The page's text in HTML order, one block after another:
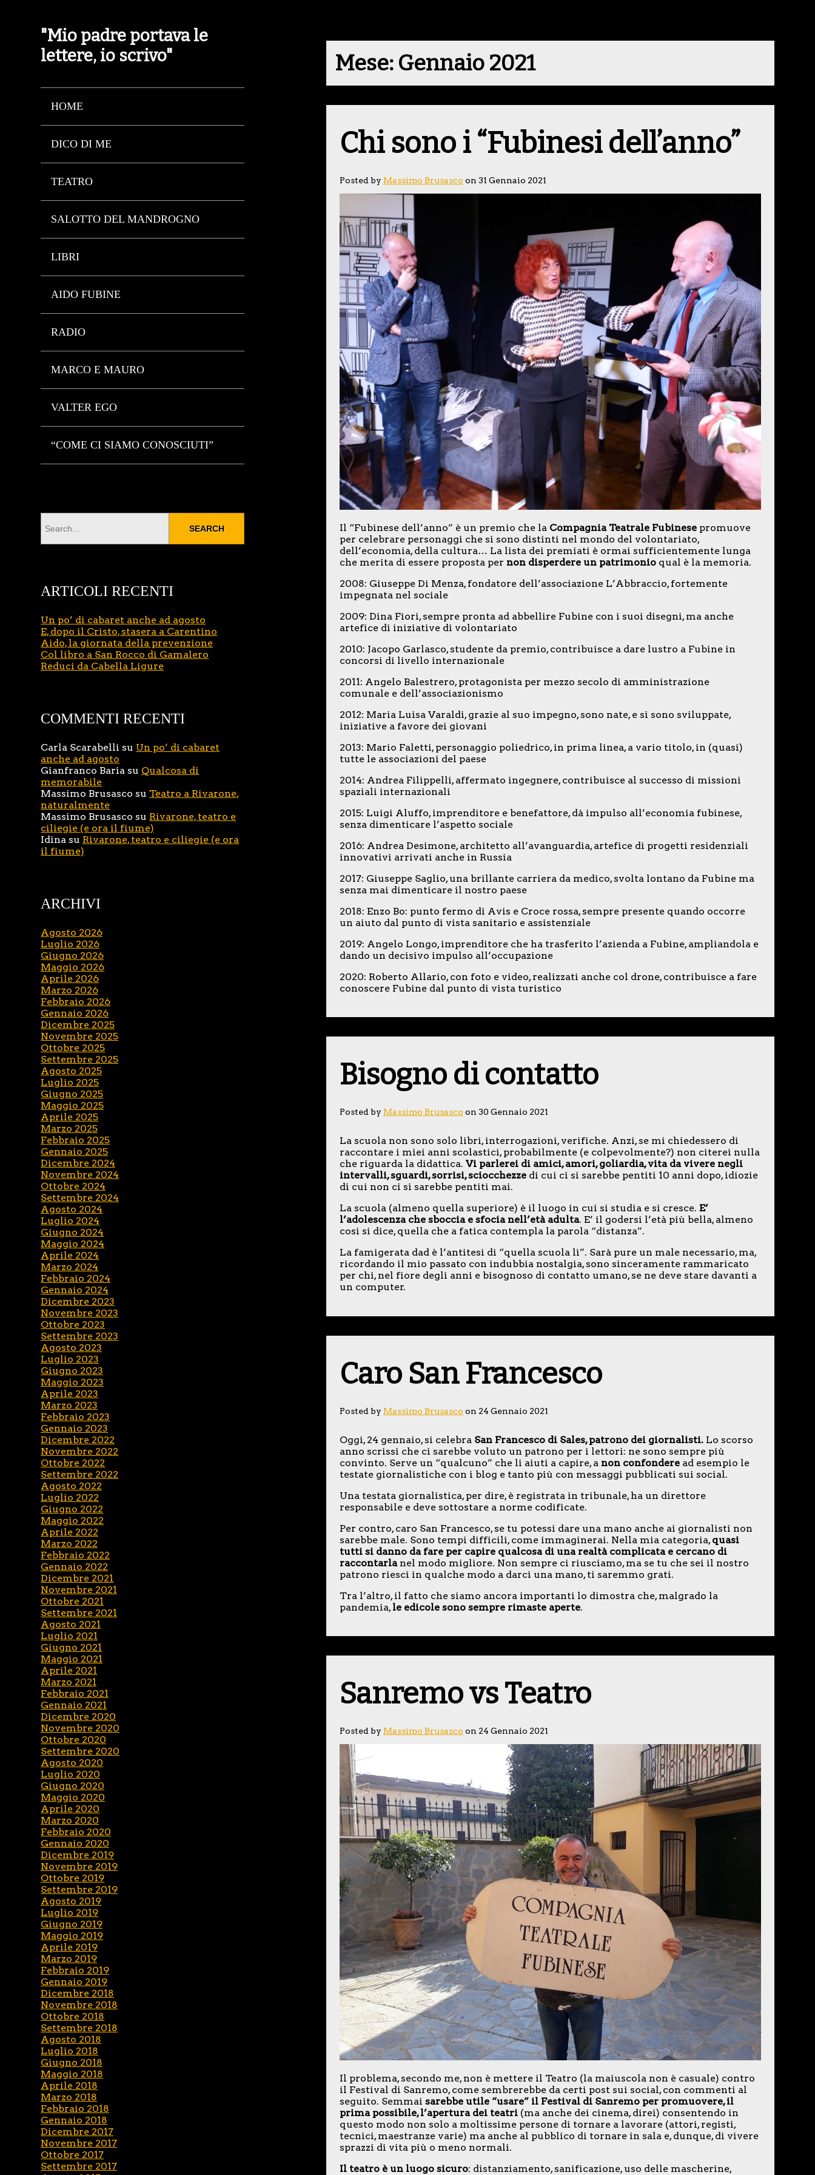
"Mio padre portava le
lettere, io scrivo"
HOME
DICO DI ME
TEATRO
SALOTTO DEL MANDROGNO
LIBRI
AIDO FUBINE
RADIO
MARCO E MAURO
VALTER EGO
“COME CI SIAMO CONOSCIUTI”
Mese: Gennaio 2021
Chi sono i “Fubinesi dell’anno”
Posted by Massimo Brusasco on 31 Gennaio 2021
Il “Fubinese dell’anno” è un premio che la Compagnia Teatrale Fubinese promuove
per celebrare personaggi che si sono distinti nel mondo del volontariato,
dell’economia, della cultura… La lista dei premiati è ormai sufficientemente lunga
che merita di essere proposta per non disperdere un patrimonio qual è la memoria.
2008: Giuseppe Di Menza, fondatore dell’associazione L’Abbraccio, fortemente
impegnata nel sociale
2009: Dina Fiori, sempre pronta ad abbellire Fubine con i suoi disegni, ma anche
artefice di iniziative di volontariato
2010: Jacopo Garlasco, studente da premio, contribuisce a dare lustro a Fubine in
concorsi di livello internazionale
2011: Angelo Balestrero, protagonista per mezzo secolo di amministrazione
comunale e dell’associazionismo
2012: Maria Luisa Varaldi, grazie al suo impegno, sono nate, e si sono sviluppate,
iniziative a favore dei giovani
2013: Mario Faletti, personaggio poliedrico, in prima linea, a vario titolo, in (quasi)
tutte le associazioni del paese
2014: Andrea Filippelli, affermato ingegnere, contribuisce al successo di missioni
spaziali internazionali
2015: Luigi Aluffo, imprenditore e benefattore, dà impulso all’economia fubinese,
senza dimenticare l’aspetto sociale
2016: Andrea Desimone, architetto all’avanguardia, artefice di progetti residenziali
innovativi arrivati anche in Russia
2017: Giuseppe Saglio, una brillante carriera da medico, svolta lontano da Fubine ma
senza mai dimenticare il nostro paese
2018: Enzo Bo: punto fermo di Avis e Croce rossa, sempre presente quando occorre
un aiuto dal punto di vista sanitario e assistenziale
2019: Angelo Longo, imprenditore che ha trasferito l’azienda a Fubine, ampliandola e
dando un decisivo impulso all’occupazione
2020: Roberto Allario, con foto e video, realizzati anche col drone, contribuisce a fare
conoscere Fubine dal punto di vista turistico
Bisogno di contatto
Posted by Massimo Brusasco on 30 Gennaio 2021
La scuola non sono solo libri, interrogazioni, verifiche. Anzi, se mi chiedessero di
raccontare i miei anni scolastici, probabilmente (e colpevolmente?) non citerei nulla
che riguarda la didattica. Vi parlerei di amici, amori, goliardia, vita da vivere negli
intervalli, sguardi, sorrisi, sciocchezzedi cui ci si sarebbe pentiti 10 anni dopo, idiozie
di cui non ci si sarebbe pentiti mai.
La scuola (almeno quella superiore) è il luogo in cui si studia e si cresce. E’
l’adolescenza che sboccia e sfocia nell’età adulta. E’ il godersi l’età più bella, almeno
così si dice, quella che a fatica contempla la parola “distanza”.
La famigerata dad è l’antitesi di “quella scuola lì”. Sarà pure un male necessario, ma,
ricordando il mio passato con indubbia nostalgia, sono sinceramente rammaricato
per chi, nel fiore degli anni e bisognoso di contatto umano, se ne deve stare davanti a
un computer.
Caro San Francesco
Posted by Massimo Brusasco on 24 Gennaio 2021
Oggi, 24 gennaio, si celebra San Francesco di Sales, patrono dei giornalisti.Lo scorso
anno scrissi che ci sarebbe voluto un patrono per i lettori: ne sono sempre più
convinto. Serve un “qualcuno” che li aiuti a capire, a non confonderead esempio le
testate giornalistiche con i blog e tanto più con messaggi pubblicati sui social.
Una testata giornalistica, per dire, è registrata in tribunale, ha un direttore
responsabile e deve sottostare a norme codificate.
Per contro, caro San Francesco, se tu potessi dare una mano anche ai giornalisti non
sarebbe male. Sono tempi difficili, come immaginerai. Nella mia categoria,quasi
tutti si danno da fare per capire qualcosa di una realtà complicata e cercano di
raccontarla nel modo migliore. Non sempre ci riusciamo, ma se tu che sei il nostro
patrono riesci in qualche modo a darci una mano, ti saremmo grati.
Tra l’altro, il fatto che siamo ancora importanti lo dimostra che, malgrado la
pandemia,le edicole sono sempre rimaste aperte.
Sanremo vs Teatro
Posted by Massimo Brusasco on 24 Gennaio 2021
Il problema, secondo me, non è mettere il Teatro (la maiuscola non è casuale) contro
il Festival di Sanremo, come sembrerebbe da certi post sui social, con commenti al
seguito. Semmai sarebbe utile “usare” il Festival di Sanremo per promuovere, il
prima possibile, l’apertura dei teatri(ma anche dei cinema, direi) consentendo in
questo modo non solo a moltissime persone di tornare a lavorare (attori, registi,
tecnici, maestranze varie) ma anche al pubblico di tornare in sala e, dunque, di vivere
sprazzi di vita più o meno normali.
Il teatro è un luogo sicuro: distanziamento, sanificazione, uso delle mascherine,
ARTICOLI RECENTI
Un po’ di cabaret anche ad agosto
E, dopo il Cristo, stasera a Carentino
Aido, la giornata della prevenzione
Col libro a San Rocco di Gamalero
Reduci da Cabella Ligure
COMMENTI RECENTI
Carla Scarabelli su Un po’ di cabaret
anche ad agosto
Gianfranco Baria su Qualcosa di
memorabile
Massimo Brusasco su Teatro a Rivarone,
naturalmente
Massimo Brusasco su Rivarone, teatro e
ciliegie (e ora il fiume)
Idina su Rivarone, teatro e ciliegie (e ora
il fiume)
ARCHIVI
Agosto 2026
Luglio 2026
Giugno 2026
Maggio 2026
Aprile 2026
Marzo 2026
Febbraio 2026
Gennaio 2026
Dicembre 2025
Novembre 2025
Ottobre 2025
Settembre 2025
Agosto 2025
Luglio 2025
Giugno 2025
Maggio 2025
Aprile 2025
Marzo 2025
Febbraio 2025
Gennaio 2025
Dicembre 2024
Novembre 2024
Ottobre 2024
Settembre 2024
Agosto 2024
Luglio 2024
Giugno 2024
Maggio 2024
Aprile 2024
Marzo 2024
Febbraio 2024
Gennaio 2024
Dicembre 2023
Novembre 2023
Ottobre 2023
Settembre 2023
Agosto 2023
Luglio 2023
Giugno 2023
Maggio 2023
Aprile 2023
Marzo 2023
Febbraio 2023
Gennaio 2023
Dicembre 2022
Novembre 2022
Ottobre 2022
Settembre 2022
Agosto 2022
Luglio 2022
Giugno 2022
Maggio 2022
Aprile 2022
Marzo 2022
Febbraio 2022
Gennaio 2022
Dicembre 2021
Novembre 2021
Ottobre 2021
Settembre 2021
Agosto 2021
Luglio 2021
Giugno 2021
Maggio 2021
Aprile 2021
Marzo 2021
Febbraio 2021
Gennaio 2021
Dicembre 2020
Novembre 2020
Ottobre 2020
Settembre 2020
Agosto 2020
Luglio 2020
Giugno 2020
Maggio 2020
Aprile 2020
Marzo 2020
Febbraio 2020
Gennaio 2020
Dicembre 2019
Novembre 2019
Ottobre 2019
Settembre 2019
Agosto 2019
Luglio 2019
Giugno 2019
Maggio 2019
Aprile 2019
Marzo 2019
Febbraio 2019
Gennaio 2019
Dicembre 2018
Novembre 2018
Ottobre 2018
Settembre 2018
Agosto 2018
Luglio 2018
Giugno 2018
Maggio 2018
Aprile 2018
Marzo 2018
Febbraio 2018
Gennaio 2018
Dicembre 2017
Novembre 2017
Ottobre 2017
Settembre 2017